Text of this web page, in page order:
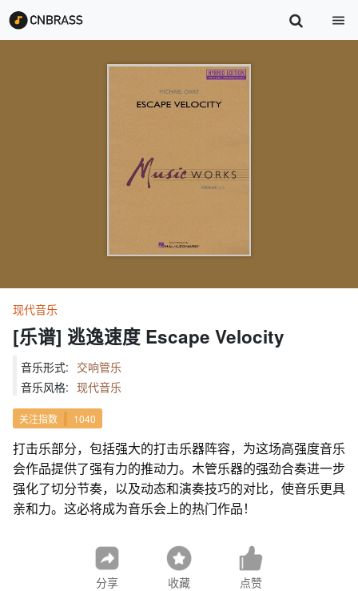
现代音乐
[乐谱] 逃逸速度 Escape Velocity
音乐形式: 交响管乐
音乐风格: 现代音乐
关注指数 1040
打击乐部分，包括强大的打击乐器阵容，为这场高强度音乐
会作品提供了强有力的推动力。木管乐器的强劲合奏进一步
强化了切分节奏，以及动态和演奏技巧的对比，使音乐更具
亲和力。这必将成为音乐会上的热门作品！
分享 收藏 点赞